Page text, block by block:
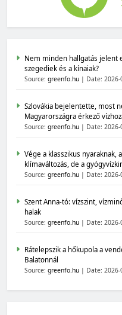
Nem minden hallgatás jelent
szegediek és a kínaiak?
Source: greenfo.hu Date: 2026-
Szlovákia bejelentette, most
Magyarországra érkező
Source: greenfo.hu Date: 2026-
Vége a klasszikus
klímaváltozás, de a
Source: greenfo.hu Date: 2026-
Szent Anna-tó: vízszint,
halak
Source: greenfo.hu Date: 2026-
Rátelepszik a hőkupola a
Balatonnál
Source: greenfo.hu Date: 2026-